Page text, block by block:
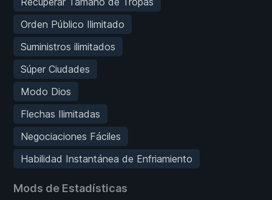
Orden Público Ilimitado
Suministros ilimitados
Súper Ciudades
Modo Dios
Flechas Ilimitadas
Negociaciones Fáciles
Habilidad Instantánea de Enfriamiento
Mods de Estadísticas